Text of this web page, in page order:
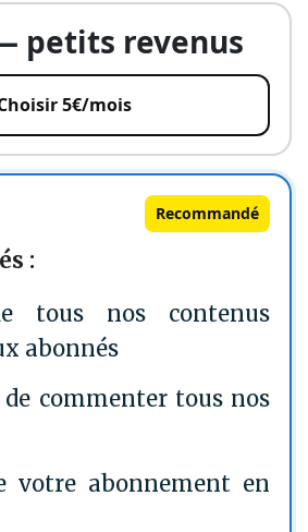
petits revenus
5€/mois
Recommandé
:
tous nos contenus
abonnés
commenter tous nos
votre abonnement en